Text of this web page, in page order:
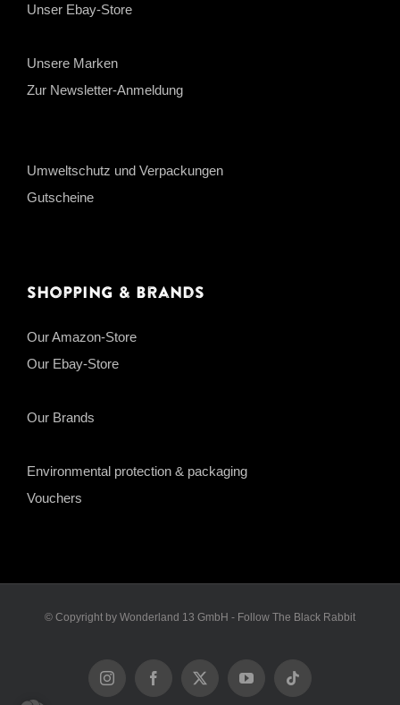
Unser Ebay-Store
Unsere Marken
Zur Newsletter-Anmeldung
Umweltschutz und Verpackungen
Gutscheine
Shopping & Brands
Our Amazon-Store
Our Ebay-Store
Our Brands
Environmental protection & packaging
Vouchers
© Copyright by Wonderland 13 GmbH - Follow The Black Rabbit
InstagramFacebook
X YouTubeTiktok